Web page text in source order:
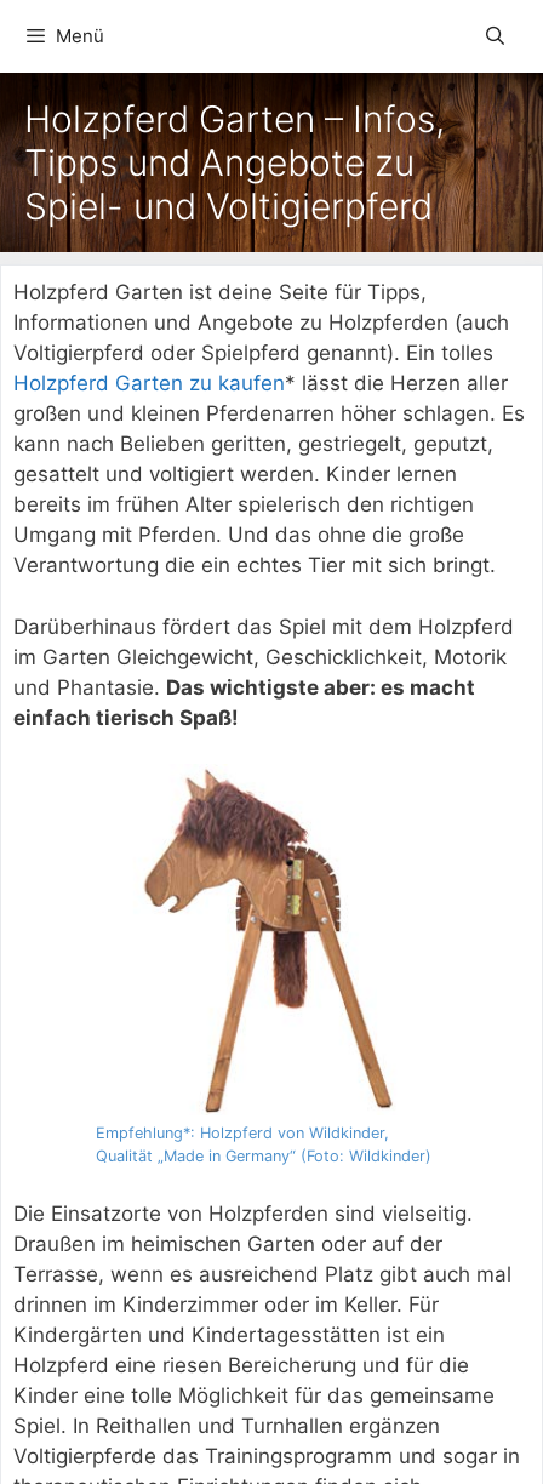
Inhalt
springen
Menü
Holzpferd Garten – Infos,
Tipps und Angebote zu
Spiel- und Voltigierpferd
Holzpferd Garten ist deine Seite für Tipps,
Informationen und Angebote zu Holzpferden (auch
Voltigierpferd oder Spielpferd genannt). Ein tolles
Holzpferd Garten zu kaufen* lässt die Herzen aller
großen und kleinen Pferdenarren höher schlagen. Es
kann nach Belieben geritten, gestriegelt, geputzt,
gesattelt und voltigiert werden. Kinder lernen
bereits im frühen Alter spielerisch den richtigen
Umgang mit Pferden. Und das ohne die große
Verantwortung die ein echtes Tier mit sich bringt.
Darüberhinaus fördert das Spiel mit dem Holzpferd
im Garten Gleichgewicht, Geschicklichkeit, Motorik
und Phantasie. Das wichtigste aber: es macht
einfach tierisch Spaß!
Empfehlung*: Holzpferd von Wildkinder,
Qualität „Made in Germany“ (Foto: Wildkinder)
Die Einsatzorte von Holzpferden sind vielseitig.
Draußen im heimischen Garten oder auf der
Terrasse, wenn es ausreichend Platz gibt auch mal
drinnen im Kinderzimmer oder im Keller. Für
Kindergärten und Kindertagesstätten ist ein
Holzpferd eine riesen Bereicherung und für die
Kinder eine tolle Möglichkeit für das gemeinsame
Spiel. In Reithallen und Turnhallen ergänzen
Voltigierpferde das Trainingsprogramm und sogar in